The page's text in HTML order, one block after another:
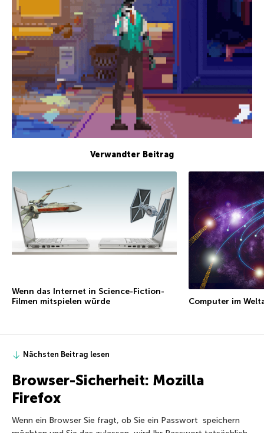
Verwandter Beitrag
Wenn das Internet in Science-Fiction-
Filmen mitspielen würde
Computer im
Nächsten Beitrag lesen
Browser-Sicherheit: Mozilla
Firefox
Wenn ein Browser Sie fragt, ob Sie ein Passwort speichern